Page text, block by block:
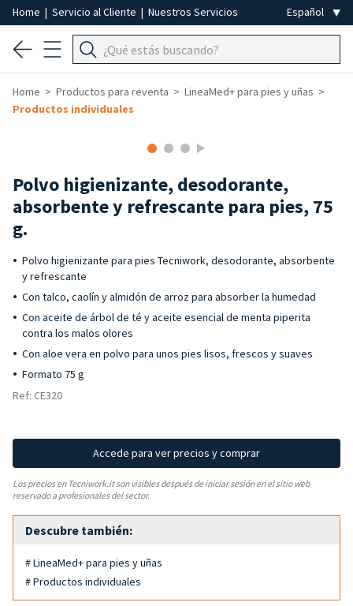
Home | Servicio al Cliente | Nuestros Servicios
Home Productos para reventa
LineaMed+ para pies y uñas
Productos individuales
Polvo higienizante, desodorante,
absorbente y refrescante para pies, 75
g.
Polvo higienizante para pies Tecniwork, desodorante, absorbente
y refrescante
Con talco, caolín y almidón de arroz para absorber la humedad
Con aceite de árbol de té y aceite esencial de menta piperita
contra los malos olores
Con aloe vera en polvo para unos pies lisos, frescos y suaves
Formato 75 g
Ref: CE320
Accede para ver precios y comprar
Los precios en Tecniwork.it son visibles después de iniciar sesión en el sitio web
reservado a profesionales del sector.
Descubre también:
# LineaMed+ para pies y uñas
# Productos individuales